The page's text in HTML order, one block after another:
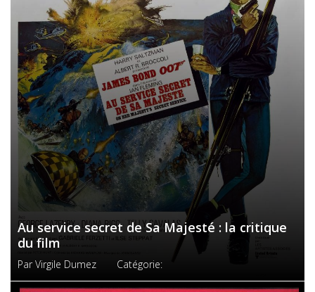
Au service secret de Sa Majesté : la critique
du film
ParVirgile Dumez Catégorie: